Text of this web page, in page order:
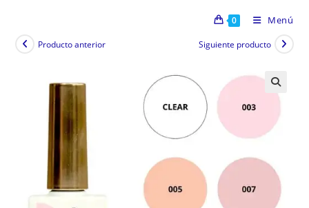
0 Menú
Producto anterior Siguiente producto